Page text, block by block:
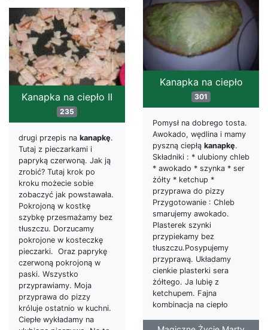
Kanapka na ciepło
301
Pomysł na dobrego tosta.
Awokado, wędlina i mamy
pyszną ciepłą kanapkę.
Składniki : * ulubiony chleb
* awokado * szynka * ser
żółty * ketchup *
przyprawa do pizzy
Przygotowanie : Chleb
smarujemy awokado.
Plasterek szynki
przypiekamy bez
tłuszczu.Posypujemy
przyprawą. Układamy
cienkie plasterki sera
żółtego. Ja lubię z
ketchupem. Fajna
kombinacja na ciepło
Kanapka na ciepło II
235
drugi przepis na kanapkę.
Tutaj z pieczarkami i
papryką czerwoną. Jak ją
zrobić? Tutaj krok po
kroku możecie sobie
zobaczyć jak powstawała.
Pokrojoną w kostkę
szybkę przesmażamy bez
tłuszczu. Dorzucamy
pokrojone w kosteczkę
pieczarki. Oraz paprykę
czerwoną pokrojoną w
paski. Wszystko
przyprawiamy. Moja
przyprawa do pizzy
króluje ostatnio w kuchni.
Ciepłe wykładamy na